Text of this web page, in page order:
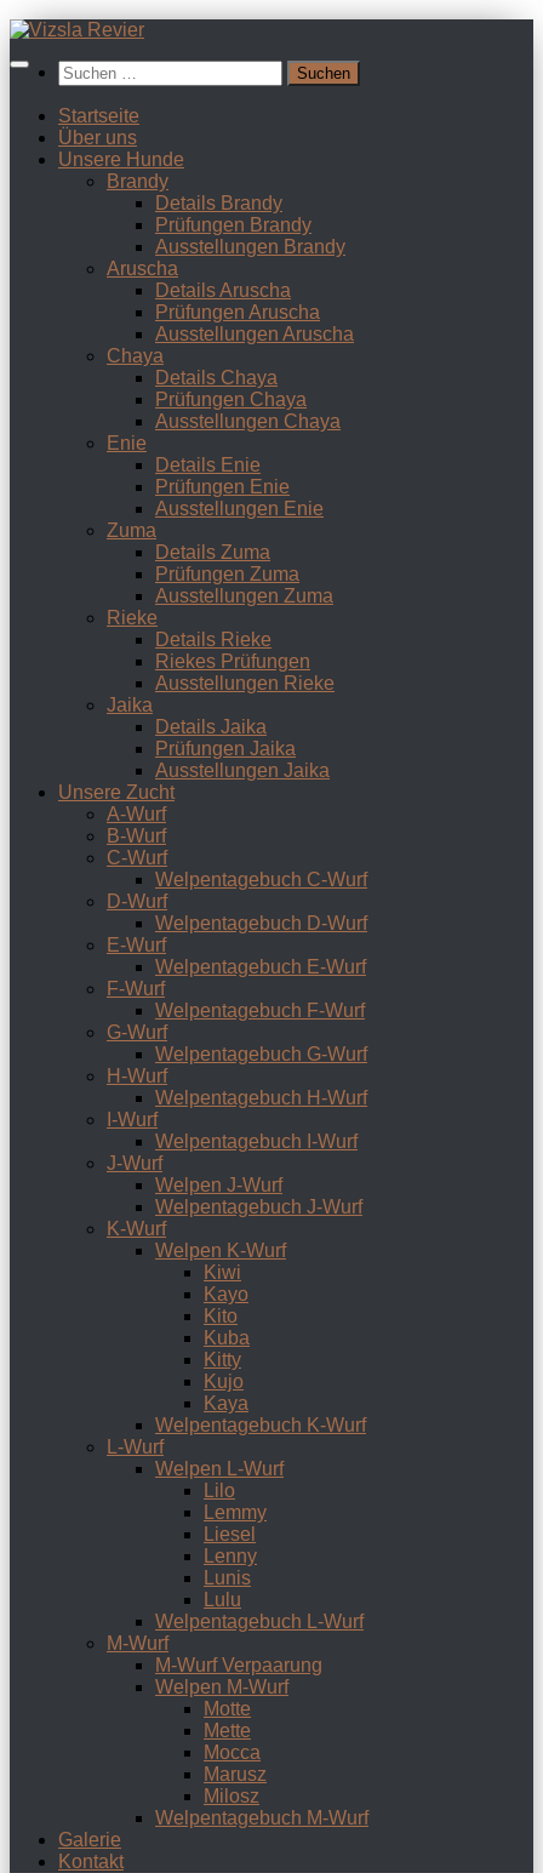
Zum
springenSuchen
nach:
Startseite
Über uns
Unsere Hunde
Brandy
Details Brandy
Prüfungen Brandy
Ausstellungen Brandy
Aruscha
Details Aruscha
Prüfungen Aruscha
Ausstellungen Aruscha
Chaya
Details Chaya
Prüfungen Chaya
Ausstellungen Chaya
Enie
Details Enie
Prüfungen Enie
Ausstellungen Enie
Zuma
Details Zuma
Prüfungen Zuma
Ausstellungen Zuma
Rieke
Details Rieke
Riekes Prüfungen
Ausstellungen Rieke
Jaika
Details Jaika
Prüfungen Jaika
Ausstellungen Jaika
Unsere Zucht
A-Wurf
B-Wurf
C-Wurf
Welpentagebuch C-Wurf
D-Wurf
Welpentagebuch D-Wurf
E-Wurf
Welpentagebuch E-Wurf
F-Wurf
Welpentagebuch F-Wurf
G-Wurf
Welpentagebuch G-Wurf
H-Wurf
Welpentagebuch H-Wurf
I-Wurf
Welpentagebuch I-Wurf
J-Wurf
Welpen J-Wurf
Welpentagebuch J-Wurf
K-Wurf
Welpen K-Wurf
Kiwi
Kayo
Kito
Kuba
Kitty
Kujo
Kaya
Welpentagebuch K-Wurf
L-Wurf
Welpen L-Wurf
Lilo
Lemmy
Liesel
Lenny
Lunis
Lulu
Welpentagebuch L-Wurf
M-Wurf
M-Wurf Verpaarung
Welpen M-Wurf
Motte
Mette
Mocca
Marusz
Milosz
Welpentagebuch M-Wurf
Galerie
Kontakt